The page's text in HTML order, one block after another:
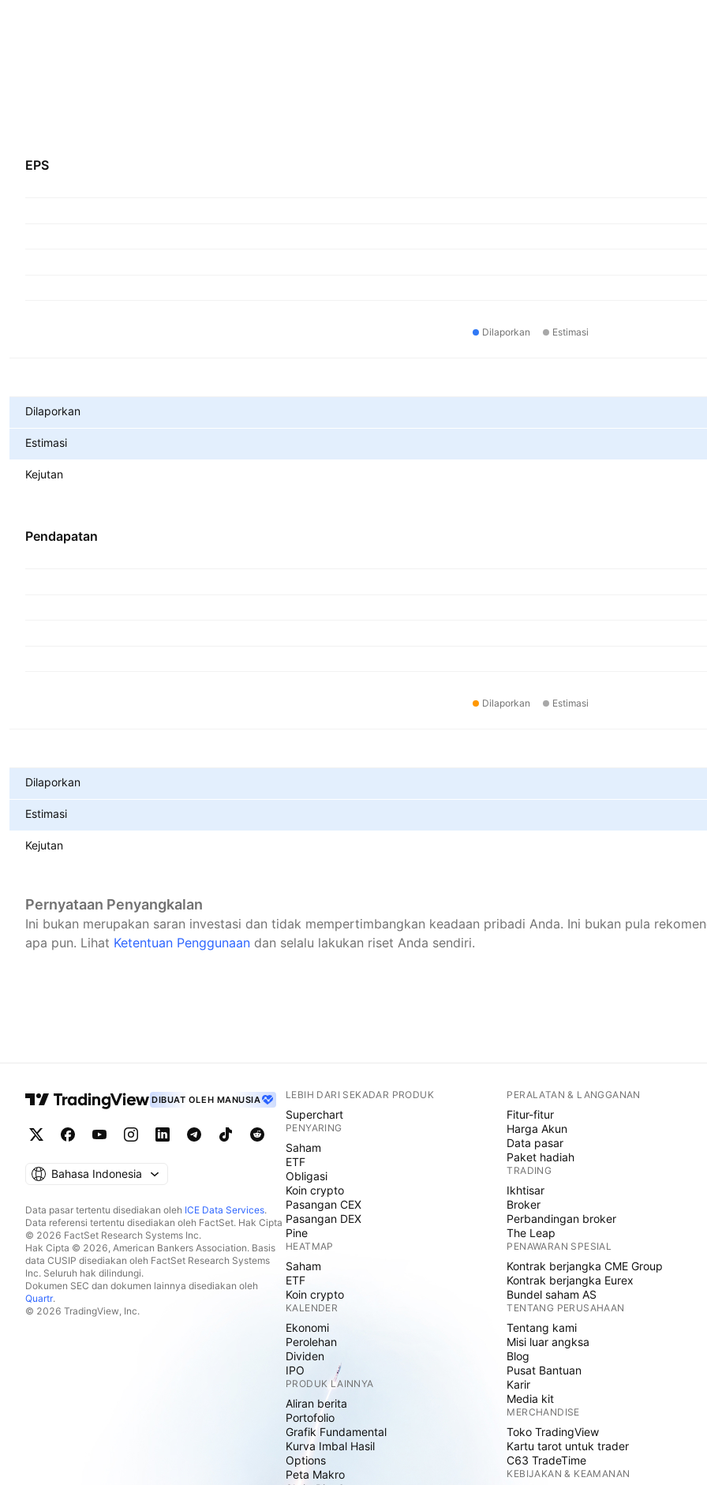
EPS
Dilaporkan Estimasi
Dilaporkan
Estimasi
Kejutan
Pendapatan
Dilaporkan Estimasi
Dilaporkan
Estimasi
Kejutan
Pernyataan Penyangkalan
Ini bukan merupakan saran investasi dan tidak mempertimbangkan keadaan pribadi Anda. Ini bukan pula
apa pun. Lihat Ketentuan Penggunaan dan selalu lakukan riset Anda sendiri.
DIBUAT OLEH MANUSIA
Bahasa Indonesia
Data pasar tertentu disediakan oleh ICE Data Services.
Data referensi tertentu disediakan oleh FactSet. Hak Cipta
© 2026 FactSet Research Systems Inc.
Hak Cipta © 2026, American Bankers Association. Basis
data CUSIP disediakan oleh FactSet Research Systems
Inc. Seluruh hak dilindungi.
Dokumen SEC dan dokumen lainnya disediakan oleh
Quartr.
© 2026 TradingView, Inc.
LEBIH DARI SEKADAR PRODUK
Superchart
PENYARING
Saham
ETF
Obligasi
Koin crypto
Pasangan CEX
Pasangan DEX
Pine
HEATMAP
Saham
ETF
Koin crypto
KALENDER
Ekonomi
Perolehan
Dividen
IPO
PRODUK LAINNYA
Aliran berita
Portofolio
Grafik Fundamental
Kurva Imbal Hasil
Options
Peta Makro
PERALATAN & LANGGANAN
Fitur-fitur
Harga Akun
Data pasar
Paket hadiah
TRADING
Ikhtisar
Broker
Perbandingan broker
The Leap
PENAWARAN SPESIAL
Kontrak berjangka CME Group
Kontrak berjangka Eurex
Bundel saham AS
TENTANG PERUSAHAAN
Tentang kami
Misi luar angksa
Blog
Pusat Bantuan
Karir
Media kit
MERCHANDISE
Toko TradingView
Kartu tarot untuk trader
C63 TradeTime
KEBIJAKAN & KEAMANAN